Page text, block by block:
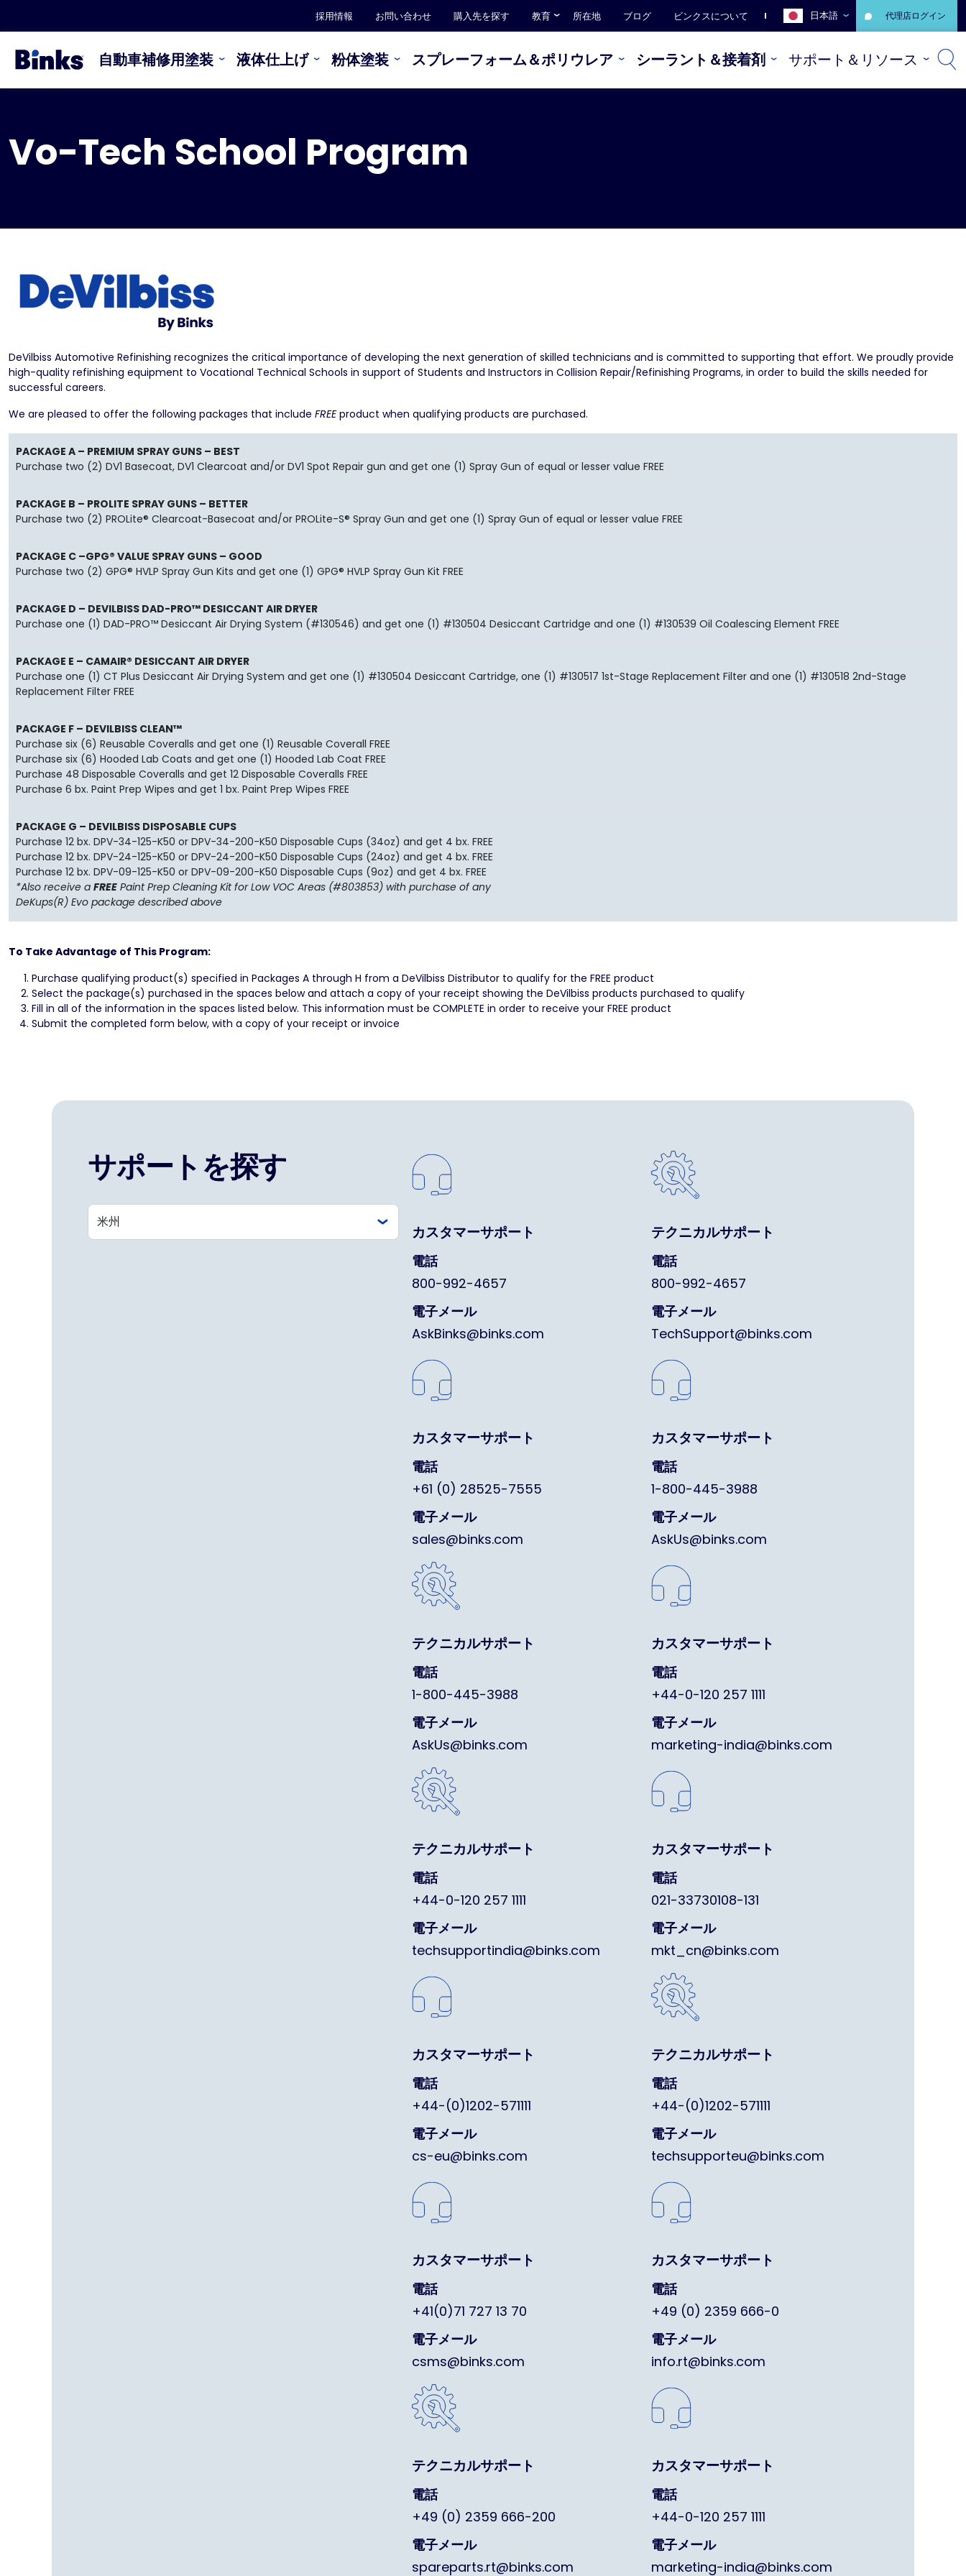
採用情報 お問い合わせ 購入先を探す 教育 所在地 ブログ ビンクスについて 日本語 代理店ログイン
自動車補修用塗装 液体仕上げ 粉体塗装 スプレーフォーム＆ポリウレア シーラント＆接着剤 サポート＆リソース
Vo-Tech School Program
DeVilbiss Automotive Refinishing recognizes the critical importance of developing the next generation of skilled technicians and is committed to supporting that effort. We proudly provide
high-quality refinishing equipment to Vocational Technical Schools in support of Students and Instructors in Collision Repair/Refinishing Programs, in order to build the skills needed for
successful careers.
We are pleased to offer the following packages that include FREEproduct when qualifying products are purchased.
PACKAGE A – PREMIUM SPRAY GUNS – BEST
Purchase two (2) DV1 Basecoat, DV1 Clearcoat and/or DV1 Spot Repair gun and get one (1) Spray Gun of equal or lesser value FREE
PACKAGE B – PROLITE SPRAY GUNS – BETTER
Purchase two (2) PROLite® Clearcoat-Basecoat and/or PROLite-S® Spray Gun and get one (1) Spray Gun of equal or lesser value FREE
PACKAGE C –GPG® VALUE SPRAY GUNS – GOOD
Purchase two (2) GPG® HVLP Spray Gun Kits and get one (1) GPG® HVLP Spray Gun Kit FREE
PACKAGE D – DEVILBISS DAD-PRO™ DESICCANT AIR DRYER
Purchase one (1) DAD-PRO™ Desiccant Air Drying System (#130546) and get one (1) #130504 Desiccant Cartridge and one (1) #130539 Oil Coalescing Element FREE
PACKAGE E – CAMAIR® DESICCANT AIR DRYER
Purchase one (1) CT Plus Desiccant Air Drying System and get one (1) #130504 Desiccant Cartridge, one (1) #130517 1st-Stage Replacement Filter and one (1) #130518 2nd-Stage
Replacement Filter FREE
PACKAGE F – DEVILBISS CLEAN™
Purchase six (6) Reusable Coveralls and get one (1) Reusable Coverall FREE
Purchase six (6) Hooded Lab Coats and get one (1) Hooded Lab Coat FREE
Purchase 48 Disposable Coveralls and get 12 Disposable Coveralls FREE
Purchase 6 bx. Paint Prep Wipes and get 1 bx. Paint Prep Wipes FREE
PACKAGE G – DEVILBISS DISPOSABLE CUPS
Purchase 12 bx. DPV-34-125-K50 or DPV-34-200-K50 Disposable Cups (34oz) and get 4 bx. FREE
Purchase 12 bx. DPV-24-125-K50 or DPV-24-200-K50 Disposable Cups (24oz) and get 4 bx. FREE
Purchase 12 bx. DPV-09-125-K50 or DPV-09-200-K50 Disposable Cups (9oz) and get 4 bx. FREE
*Also receive a FREE Paint Prep Cleaning Kit for Low VOC Areas (#803853) with purchase of any
DeKups(R) Evo package described above
To Take Advantage of This Program:
Purchase qualifying product(s) specified in Packages A through H from a DeVilbiss Distributor to qualify for the FREE product
Select the package(s) purchased in the spaces below and attach a copy of your receipt showing the DeVilbiss products purchased to qualify
Fill in all of the information in the spaces listed below. This information must be COMPLETE in order to receive your FREE product
Submit the completed form below, with a copy of your receipt or invoice
サポートを探す
カスタマーサポート
電話
800-992-4657
電子メール
AskBinks@binks.com
テクニカルサポート
電話
800-992-4657
電子メール
TechSupport@binks.com
カスタマーサポート
電話
+61 (0) 28525-7555
電子メール
sales@binks.com
カスタマーサポート
電話
1-800-445-3988
電子メール
AskUs@binks.com
テクニカルサポート
電話
1-800-445-3988
電子メール
AskUs@binks.com
カスタマーサポート
電話
+44-0-120 257 1111
電子メール
marketing-india@binks.com
テクニカルサポート
電話
+44-0-120 257 1111
電子メール
techsupportindia@binks.com
カスタマーサポート
電話
021-33730108-131
電子メール
mkt_cn@binks.com
カスタマーサポート
電話
+44-(0)1202-571111
電子メール
cs-eu@binks.com
テクニカルサポート
電話
+44-(0)1202-571111
電子メール
techsupporteu@binks.com
カスタマーサポート
電話
+41(0)71 727 13 70
電子メール
csms@binks.com
カスタマーサポート
電話
+49 (0) 2359 666-0
電子メール
info.rt@binks.com
テクニカルサポート
電話
+49 (0) 2359 666-200
電子メール
spareparts.rt@binks.com
カスタマーサポート
電話
+44-0-120 257 1111
電子メール
marketing-india@binks.com